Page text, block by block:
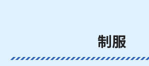
制服